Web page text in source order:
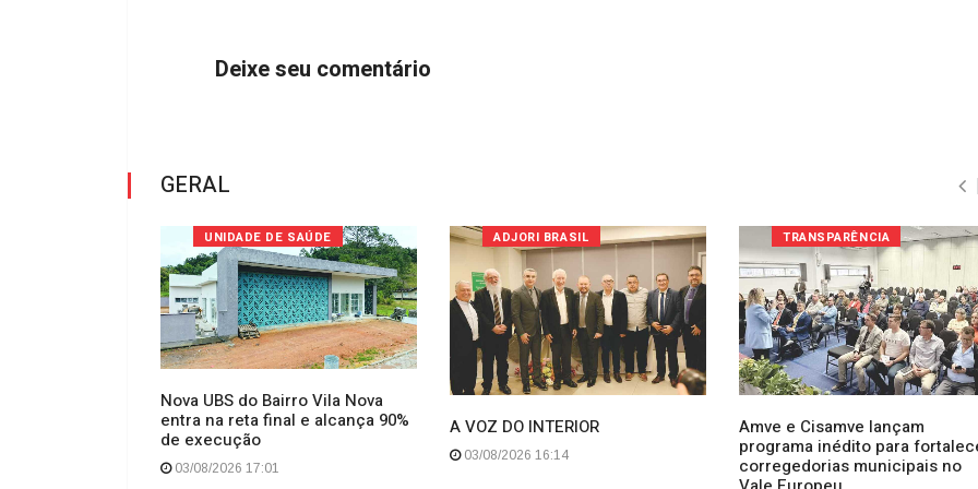
Deixe seu comentário
GERAL
UNIDADE DE SAÚDE
Nova UBS do Bairro Vila Nova
entra na reta final e alcança 90%
de execução
03/08/2026 17:01
ADJORI BRASIL
A VOZ DO INTERIOR
03/08/2026 16:14
TRANSPARÊNCIA
Amve e Cisamve lançam
programa inédito para
corregedorias municipais no